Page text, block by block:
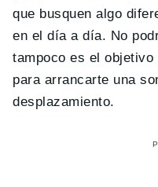
que busquen algo
en el día a día. No
tampoco es el objetivo
para arrancarte una
desplazamiento.